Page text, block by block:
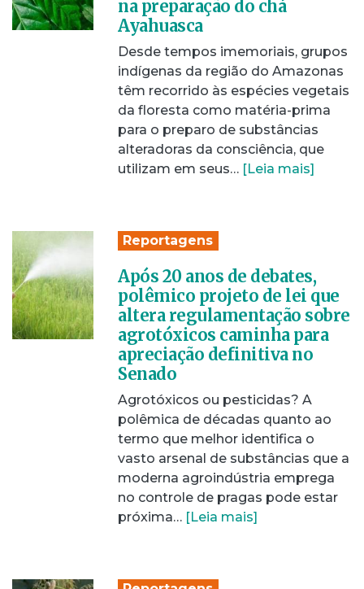
na preparação do chá
Ayahuasca
Desde tempos imemoriais, grupos
indígenas da região do Amazonas
têm recorrido às espécies vegetais
da floresta como matéria-prima
para o preparo de substâncias
alteradoras da consciência, que
utilizam em seus… [Leia mais]
Reportagens
Após 20 anos de debates,
polêmico projeto de lei que
altera regulamentação sobre
agrotóxicos caminha para
apreciação definitiva no
Senado
Agrotóxicos ou pesticidas? A
polêmica de décadas quanto ao
termo que melhor identifica o
vasto arsenal de substâncias que a
moderna agroindústria emprega
no controle de pragas pode estar
próxima… [Leia mais]